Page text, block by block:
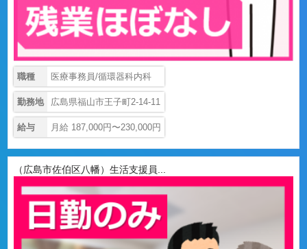
職種 医療事務員/循環器科内科
勤務地 広島県福山市王子町2-14-11
給与 月給 187,000円〜230,000円
（広島市佐伯区八幡）生活支援員...